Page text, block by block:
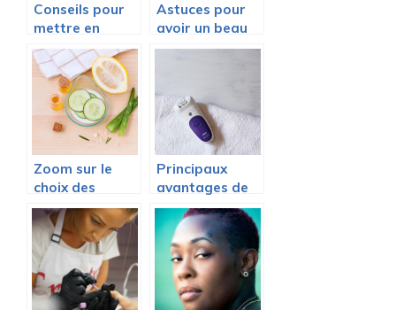
Conseils pour
mettre en
valeur sa
beauté
naturelle
Astuces pour
avoir un beau
regard
Zoom sur le
choix des
produits
cosmétiques
Principaux
avantages de
l’epilation laser